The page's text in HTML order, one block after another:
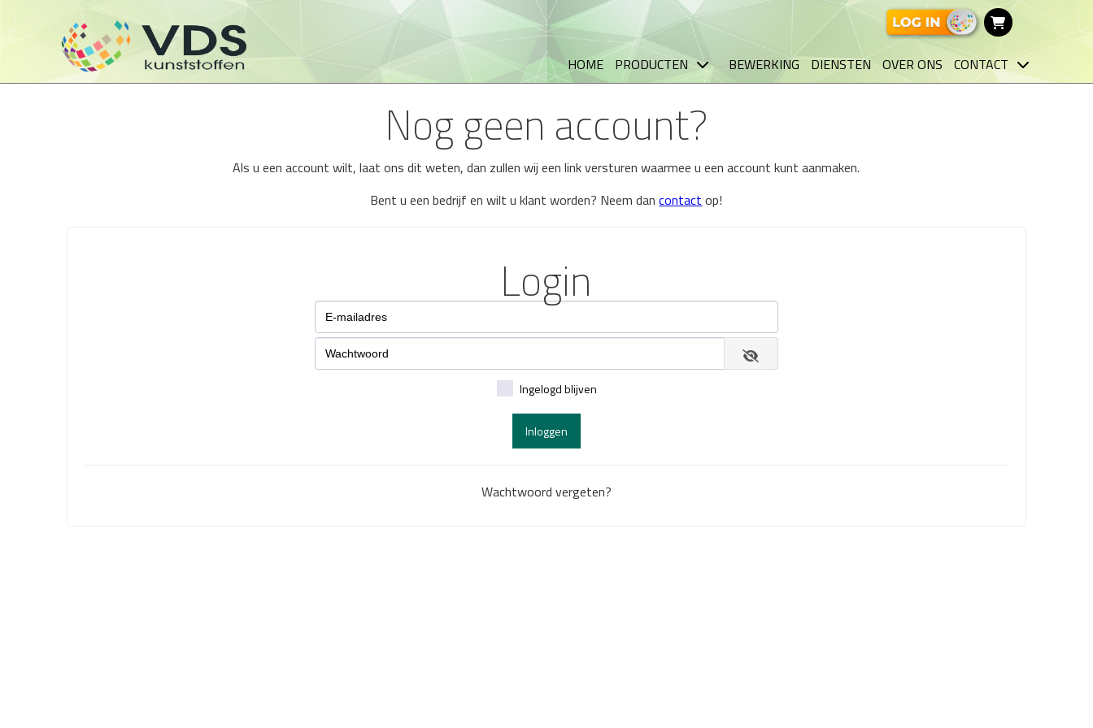
HOME PRODUCTEN BEWERKING DIENSTEN OVER ONS CONTACT
Nog geen account?
Als u een account wilt, laat ons dit weten, dan zullen wij een link versturen waarmee u een account kunt aanmaken.
Bent u een bedrijf en wilt u klant worden? Neem dancontact op!
Login
Ingelogd blijven
Inloggen
Wachtwoord vergeten?